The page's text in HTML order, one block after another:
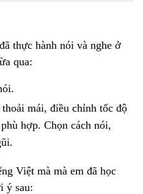
thực hành nói và nghe ở
qua:
mái, điều chỉnh tốc độ
hợp. Chọn cách nói,
Việt mà mà em đã học
ý sau: